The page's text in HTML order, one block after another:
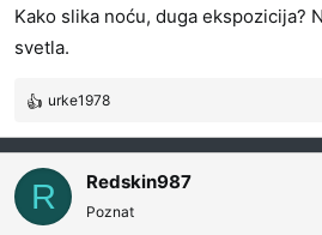
a
:
Kako slika noću, duga ekspozicija?
svetla.
R
e
a
g
v
urke1978
R Redskin987
Poznat